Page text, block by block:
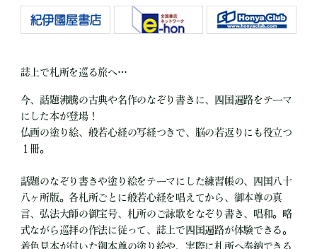
誌上で札所を巡る旅へ…
今、話題沸騰の古典や名作のなぞり書きに、四国遍路をテーマ
にした本が登場！
仏画の塗り絵、般若心経の写経つきで、脳の若返りにも役立つ
１冊。
話題のなぞり書きや塗り絵をテーマにした練習帳の、四国八十
八ヶ所版。各札所ごとに般若心経を唱えてから、御本尊の真
言、弘法大師の御宝号、札所のご詠歌をなぞり書き、唱和。略
式ながら巡拝の作法に従って、誌上で四国遍路が体験できる。
着色見本が付いた御本尊の塗り絵や、実際に札所へ奉納できる